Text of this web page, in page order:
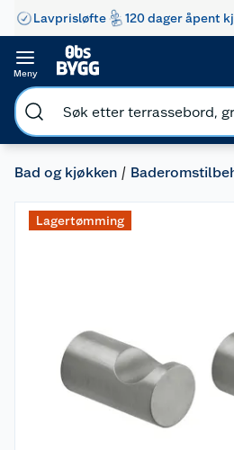
Lavprisløfte 120 dager åpent
Meny
Bad og kjøkken
Lagertømming